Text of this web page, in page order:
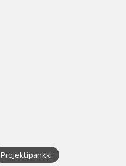
Projektipankki